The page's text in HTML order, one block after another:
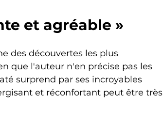
et agréable »
des découvertes les plus
que l'auteur n'en précise pas les
surprend par ses incroyables
et réconfortant peut être très